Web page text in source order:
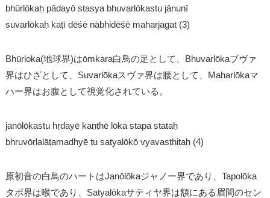
bhūrlōkaḥ pādayō stasya bhuvarlōkastu jānunī
suvarlōkaḥ kaṭī dēśē nābhidēśē maharjagat (3)
Bhūrloka(地球界)はōmkara白鳥の足として、Bhuvarlōkaブヴァ
界はひざとして、Suvarlōkaスヴァ界は腰として、Maharlōkaマ
ハー界はお腹として視覚化されている。
janōlōkastu hṛdayē kaṇṭhē lōka stapa stataḥ
bhruvōrlalāṭamadhyē tu satyalōkō vyavasthitaḥ (4)
原初音の白鳥のハートはJanōlōkaジャノー界であり、Tapolōka
タポ界は喉であり、Satyalōkaサティヤ界は額にある眉間のセン